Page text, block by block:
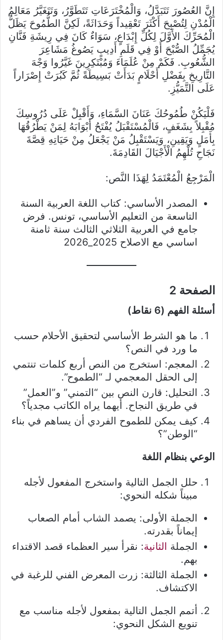
إِنَّ العُصُورَ تَتَبَدَّلُ، وَالْمُخْتَرَعَاتِ تَتَطَوَّرُ، وَتَتَغَيَّرُ مَعَالِمُ
الْمُدْنِ لِتُصْبِحَ أَكْثَرَ تَعْقِيداً وَحَدَاثَةً، لَكِنَّ الطُّمُوحَ يَظَلُّ
الْمُحَرِّكَ الأَوَّلَ لِكُلِّ إِبْدَاعٍ، سَوَاءٌ كَانَ فِي رِيشَةِ فَنَّانِ
يُجَمِّلُ الصُّبْحَ أَوْ فِي قَلَمِ أَدِيبٍ يَصُوغُ مَشَاعِرَ
الشُّعُوبِ. فَكَمْ مِنْ عُلَمَاءَ وَمُبْتَكِرِينَ غَيَّرُوا وَجْهَ
التَّارِيخِ بِفَضْلِ أَحْلَامٍ بَدَأَتْ بَسِيطَةً ثُمَّ كَبُرَتْ إِصْرَاراً
عَلَى التَّمَيُّزِ.
فَلْيَكُنْ طُمُوحُكَ عَنَانَ السَّمَاءِ، وَأَقْبِلْ عَلَى دُرُوسِكَ
مُقْبِلاً بِشَغَفٍ، فَالْمُسْتَقْبَلُ يُفْتَحُ أَبْوَابَهُ لِمَنْ يَطْرُقُهَا
بِأَمَلٍ وَيَقِينِ، وَيَسْتَقْبِلُ مَنْ يَجْعَلُ مِنْ حَيَاتِهِ قِصَّةَ
نَجَاحِ تُلْهِمُ الْأَجْيَالَ القَادِمَةَ.
الْمَرْجِعُ الْمُعْتَمَدُ لِهَذَا النَّص:
المصدر الأساسي: كتاب اللغة العربية السنة
التاسعة من التعليم الأساسي، تونس. فرض
جامع في العربية الثلاثي الثالث سنة ثامنة
اساسي مع الاصلاح 2025_2026
الصفحة 2
أسئلة الفهم (6 نقاط)
ما هو الشرط الأساسي لتحقيق الأحلام حسب
ما ورد في النص؟
المعجم: استخرج من النص أربع كلمات تنتمي
إلى الحقل المعجمي لـ “الطموح”.
التحليل: قارن النص بين “التمني” و”العمل”
في طريق النجاح. أيهما يراه الكاتب مجدياً؟
كيف يمكن للطموح الفردي أن يساهم في بناء
“الوطن”؟
الوعي بنظام اللغة
حلل الجمل التالية واستخرج المفعول لأجله
مبيناً شكله النحوي:
الجملة الأولى: يصمد الشاب أمام الصعاب
إيماناً بقدرته.
الجملة الثانية: نقرأ سير العظماء قصد الاقتداء
بهم.
الجملة الثالثة: زرت المعرض الفني للرغبة في
الاكتشاف.
أتمم الجمل التالية بمفعول لأجله مناسب مع
تنويع الشكل النحوي: